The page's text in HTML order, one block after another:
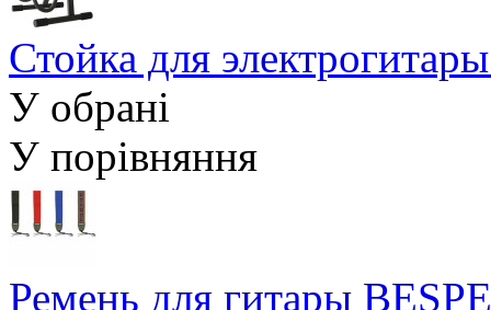
Стойка для
У обрані
У порівняння
Ремень для гитары